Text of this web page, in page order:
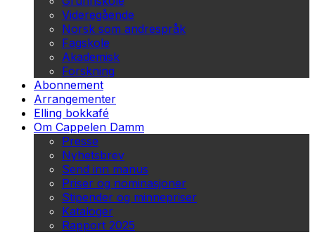
Videregående
Norsk som andrespråk
Fagskole
Akademisk
Forskning
Abonnement
Arrangementer
Elling bokkafé
Om Cappelen Damm
Presse
Nyhetsbrev
Send inn manus
Priser og nominasjoner
Stipender og minnepriser
Kataloger
Rapport 2025